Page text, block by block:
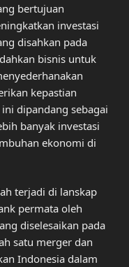
bertujuan
investasi
disahkan pada
bisnis untuk
kepastian
dipandang sebagai
banyak investasi
ekonomi di
terjadi di lanskap
permata oleh
diselesaikan pada
satu merger dan
Indonesia dalam